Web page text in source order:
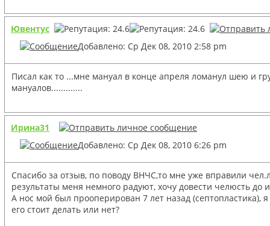
Ювентус
Добавлено: Ср Дек 08, 2010 2:58 pm
Писал как то ...мне мануал в конце апреля ломанул шею и
мануалов.............
Ирина31
Добавлено: Ср Дек 08, 2010 6:26 pm
Спасибо за отзыв, по поводу ВНЧС,то мне уже вправили
результаты меня немного радуют, хочу довести челюсть до
А нос мой был прооперирован 7 лет назад (септопластика),
его стоит делать или нет?